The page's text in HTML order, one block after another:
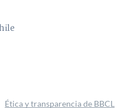
Ética y transparencia de BBCL